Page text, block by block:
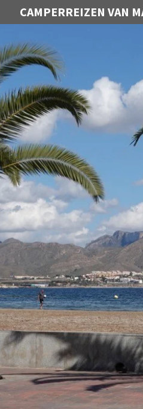
direct
naar
de
hoofdinhoud
CAMPERREIZEN VAN